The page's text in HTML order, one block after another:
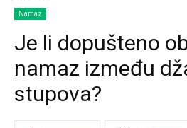
Namaz
Je li dopušteno
namaz između
stupova?